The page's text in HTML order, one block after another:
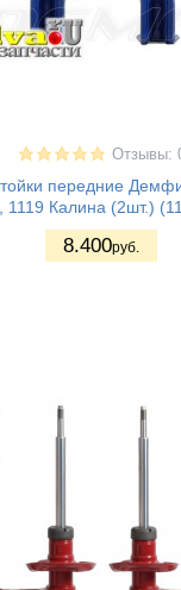
Отзывы:
передние
1119 Калина (2шт.)
8.400руб.